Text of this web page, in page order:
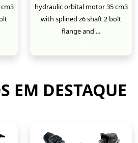
hydraulic orbital motor 35 cm3
with splined z6 shaft 2 bolt
flange and ...
EM DESTAQUE